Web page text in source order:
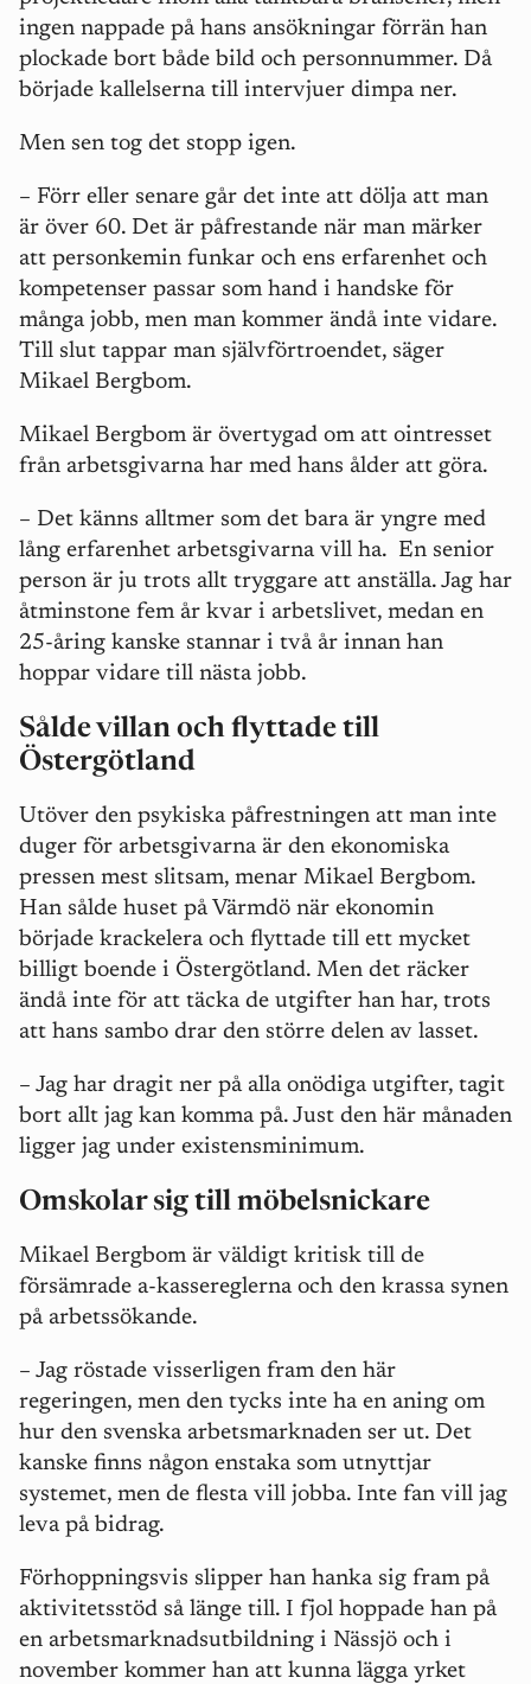
ingen nappade på hans ansökningar förrän han
plockade bort både bild och personnummer. Då
började kallelserna till intervjuer dimpa ner.
Men sen tog det stopp igen.
– Förr eller senare går det inte att dölja att man
är över 60. Det är påfrestande när man märker
att personkemin funkar och ens erfarenhet och
kompetenser passar som hand i handske för
många jobb, men man kommer ändå inte vidare.
Till slut tappar man självförtroendet, säger
Mikael Bergbom.
Mikael Bergbom är övertygad om att ointresset
från arbetsgivarna har med hans ålder att göra.
– Det känns alltmer som det bara är yngre med
lång erfarenhet arbetsgivarna vill ha. En senior
person är ju trots allt tryggare att anställa. Jag har
åtminstone fem år kvar i arbetslivet, medan en
25-åring kanske stannar i två år innan han
hoppar vidare till nästa jobb.
Sålde villan och flyttade till
Östergötland
Utöver den psykiska påfrestningen att man inte
duger för arbetsgivarna är den ekonomiska
pressen mest slitsam, menar Mikael Bergbom.
Han sålde huset på Värmdö när ekonomin
började krackelera och flyttade till ett mycket
billigt boende i Östergötland. Men det räcker
ändå inte för att täcka de utgifter han har, trots
att hans sambo drar den större delen av lasset.
– Jag har dragit ner på alla onödiga utgifter, tagit
bort allt jag kan komma på. Just den här månaden
ligger jag under existensminimum.
Omskolar sig till möbelsnickare
Mikael Bergbom är väldigt kritisk till de
försämrade a-kassereglerna och den krassa synen
på arbetssökande.
– Jag röstade visserligen fram den här
regeringen, men den tycks inte ha en aning om
hur den svenska arbetsmarknaden ser ut. Det
kanske finns någon enstaka som utnyttjar
systemet, men de flesta vill jobba. Inte fan vill jag
leva på bidrag.
Förhoppningsvis slipper han hanka sig fram på
aktivitetsstöd så länge till. I fjol hoppade han på
en arbetsmarknadsutbildning i Nässjö och i
november kommer han att kunna lägga yrket